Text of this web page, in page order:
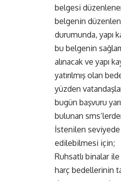
belgesi
belgenin
durumunda, yapı
bu belgenin
alınacak ve yapı
yatırılmış olan
yüzden
bugün başvuru
bulunan
İstenilen
edilebilmesi için;
Ruhsatlı binalar
harç bedellerinin